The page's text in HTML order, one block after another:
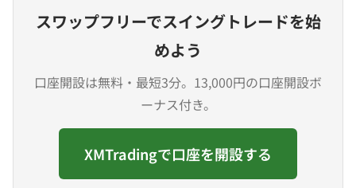
スワップフリーでスイングトレードを始
めよう
口座開設は無料・最短3分。13,000円の口座開設ボ
ーナス付き。
XMTradingで口座を開設する